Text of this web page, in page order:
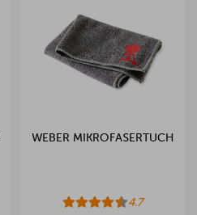
WEBER MIKROFASERTUCH
4.7